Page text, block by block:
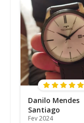
Danilo Mendes
Santiago
Fev 2024